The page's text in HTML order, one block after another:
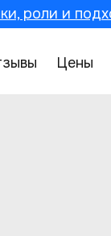
роли и
Цены